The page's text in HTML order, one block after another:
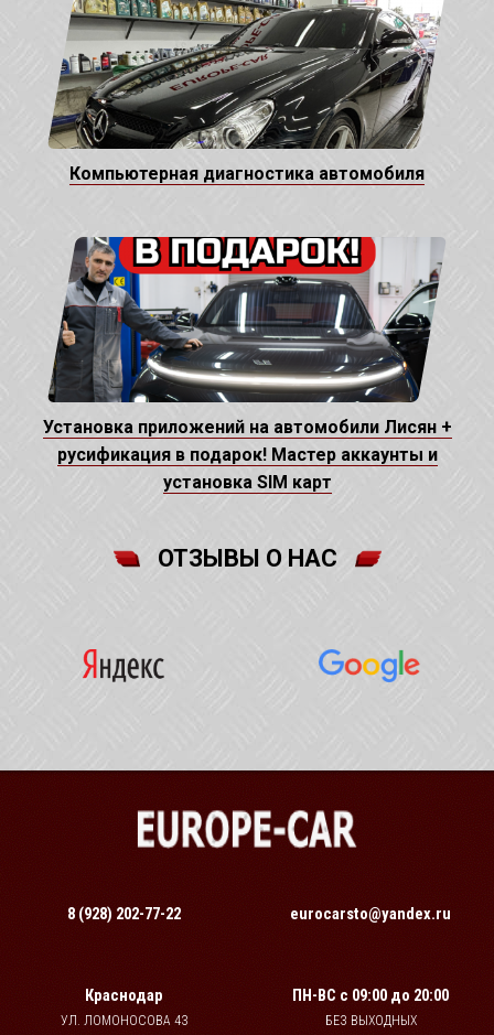
Компьютерная диагностика автомобиля
Установка приложений на автомобили Лисян +
русификация в подарок! Мастер аккаунты и
установка SIM карт
ОТЗЫВЫ О НАС
8 (928) 202-77-22 eurocarsto@yandex.ru
Краснодар
УЛ. ЛОМОНОСОВА 43
ПН-ВС с 09:00 до 20:00
БЕЗ ВЫХОДНЫХ